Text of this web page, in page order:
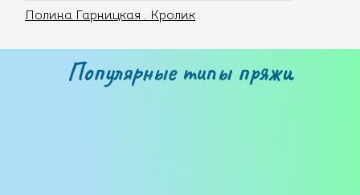
Полина Гарницкая . Кролик
Популярные типы пряжи